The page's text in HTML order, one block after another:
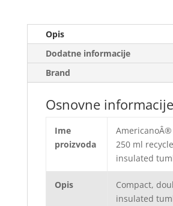
Opis
Dodatne informacije
Brand
Osnovne informacije
Ime
proizvoda
AmericanoÂ®
250 ml
insulated
Opis
Compact,
insulated